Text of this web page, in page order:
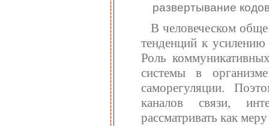
развертывание
В человеческом
тенденций к
Роль
системы в
саморегуляции.
каналов связи,
рассматривать как